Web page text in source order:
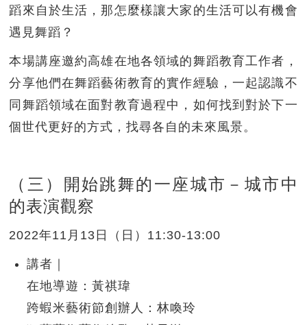
蹈來自於生活，那怎麼樣讓大家的生活可以有機會
遇見舞蹈？
本場講座邀約高雄在地各領域的舞蹈教育工作者，
分享他們在舞蹈藝術教育的實作經驗，一起認識不
同舞蹈領域在面對教育過程中，如何找到對於下一
個世代更好的方式，找尋各自的未來風景。
（三）開始跳舞的一座城市－城市中
的表演觀察
2022年11月13日（日）11:30-13:00
講者｜
在地導遊：黃祺瑋
跨蝦米藝術節創辦人：林喚玲